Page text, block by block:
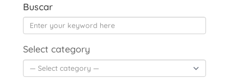
Buscar
Select category